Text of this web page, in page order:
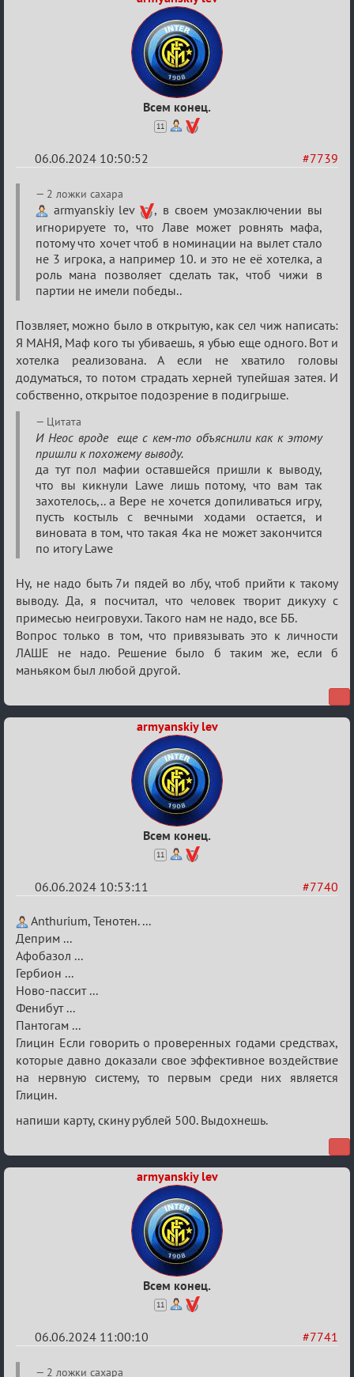
Всем конец.
11
#7739
06.06.2024 10:50:52
Re:
Кубок
Вендетты
2 ложки сахара
armyanskiy lev
, в своем умозаключении вы
игнорируете то, что Лаве может ровнять мафа,
потому что хочет чтоб в номинации на вылет стало
не 3 игрока, а например 10. и это не её хотелка, а
роль мана позволяет сделать так, чтоб чижи в
партии не имели победы..
Позвляет, можно было в открытую, как сел чиж написать:
Я МАНЯ, Маф кого ты убиваешь, я убью еще одного. Вот и
хотелка реализована. А если не хватило головы
додуматься, то потом страдать херней тупейшая затея. И
собственно, открытое подозрение в подигрыше.
Цитата
И Неос вроде еще с кем-то объяснили как к этому
пришли к похожему выводу.
да тут пол мафии оставшейся пришли к выводу,
что вы кикнули Lawe лишь потому, что вам так
захотелось,.. а Вере не хочется допиливаться игру,
пусть костыль с вечными ходами остается, и
виновата в том, что такая 4ка не может закончится
по итогу Lawe
Ну, не надо быть 7и пядей во лбу, чтоб прийти к такому
выводу. Да, я посчитал, что человек творит дикуху с
примесью неигровухи. Такого нам не надо, все ББ.
Вопрос только в том, что привязывать это к личности
ЛАШЕ не надо. Решение было б таким же, если б
маньяком был любой другой.
armyanskiy lev
Всем конец.
11
#7740
06.06.2024 10:53:11
Re:
Кубок
Вендетты
Anthurium, Тенотен. ...
Деприм ...
Афобазол ...
Гербион ...
Ново-пассит ...
Фенибут ...
Пантогам ...
Глицин Если говорить о проверенных годами средствах,
которые давно доказали свое эффективное воздействие
на нервную систему, то первым среди них является
Глицин.
напиши карту, скину рублей 500. Выдохнешь.
armyanskiy lev
Всем конец.
11
#7741
06.06.2024 11:00:10
Re:
2 ложки сахара